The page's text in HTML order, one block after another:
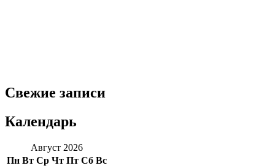
Свежие записи
Календарь
Август 2026
Пн Вт Ср Чт Пт Сб Вс